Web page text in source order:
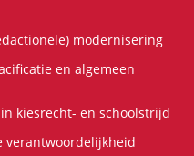
modernisering
en algemeen
kiesrecht- en schoolstrijd
verantwoordelijkheid